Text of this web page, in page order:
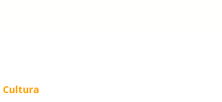
Cultura